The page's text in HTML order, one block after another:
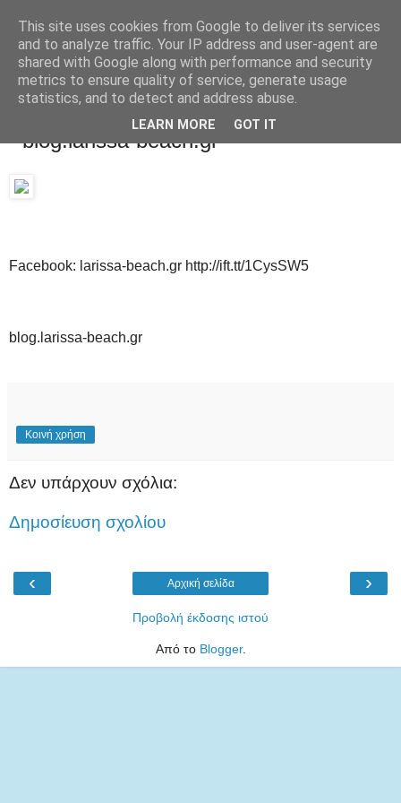
- blog.larissa-beach.gr
Facebook: larissa-beach.gr http://ift.tt/1CysSW5
blog.larissa-beach.gr
Κοινή χρήση
Δεν υπάρχουν σχόλια:
Δημοσίευση σχολίου
‹ ›
Αρχική σελίδα
Προβολή έκδοσης ιστού
Από το Blogger.
This site uses cookies from Google to deliver its services
and to analyze traffic. Your IP address and user-agent are
shared with Google along with performance and security
metrics to ensure quality of service, generate usage
statistics, and to detect and address abuse.
LEARN MORE GOT IT